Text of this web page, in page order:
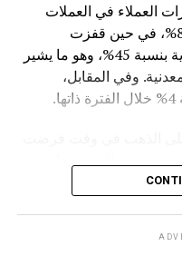
العملاء في العملات
الذهبية الاستثمارية شهد نموا بنسبة 8%، في حين قفزت
مشتريات العملات الفضية الاستثمارية بنسبة 45%، وهو ما يشير
وفي المقابل،
حيث وقع الرئيس فلاديمير
تصدير سبائك الذهب التي